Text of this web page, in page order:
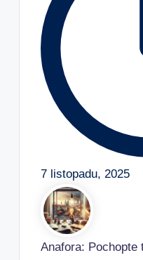
7 listopadu, 2025
Anafora: Pochopte